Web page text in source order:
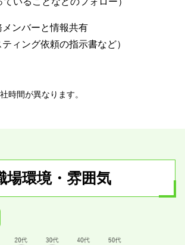
メンバーと情報共有
ティング依頼の指示書など）
時間が異なります。
場環境・雰囲気